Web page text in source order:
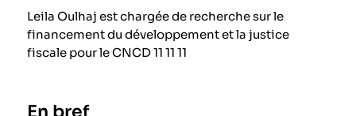
Leila Oulhaj est chargée de recherche sur le
financement du développement et la justice
fiscale pour le CNCD 11 11 11
En bref